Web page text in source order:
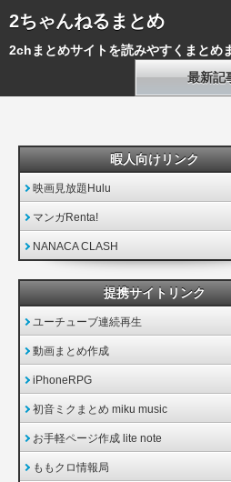
2ちゃんねるまとめ
2chまとめサイトを読みやすくまとめ
最新記
暇人向けリンク
映画見放題Hulu
マンガRenta!
NANACA CLASH
提携サイトリンク
ユーチューブ連続再生
動画まとめ作成
iPhoneRPG
初音ミクまとめ miku music
お手軽ページ作成 lite note
ももクロ情報局